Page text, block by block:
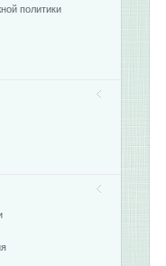
политики